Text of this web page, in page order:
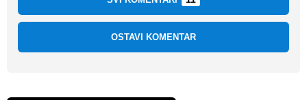
OSTAVI KOMENTAR